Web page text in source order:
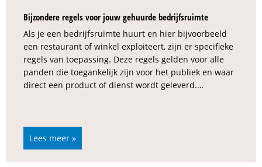
Bijzondere regels voor jouw gehuurde bedrijfsruimte
Als je een bedrijfsruimte huurt en hier bijvoorbeeld
een restaurant of winkel exploiteert, zijn er specifieke
regels van toepassing. Deze regels gelden voor alle
panden die toegankelijk zijn voor het publiek en waar
direct een product of dienst wordt geleverd.…
Lees meer »